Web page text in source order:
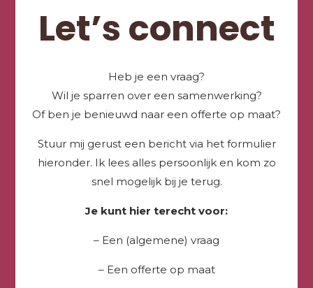
Let’s connect
Heb je een vraag?
Wil je sparren over een samenwerking?
Of ben je benieuwd naar een offerte op maat?
Stuur mij gerust een bericht via het formulier
hieronder. Ik lees alles persoonlijk en kom zo
snel mogelijk bij je terug.
Je kunt hier terecht voor:
– Een (algemene) vraag
– Een offerte op maat